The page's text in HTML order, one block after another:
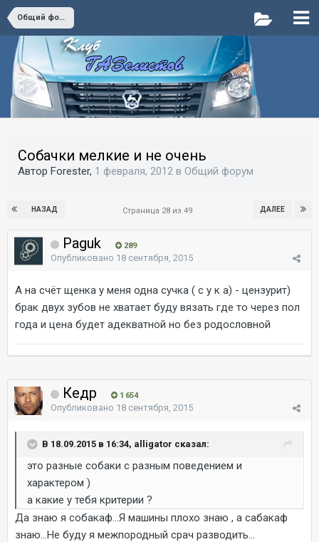
Общий форум
Собачки мелкие и не очень
Автор Forester, 1 февраля, 2012 в Общий форум
НАЗАД ДАЛЕЕ
Страница 28 из 49
Paguk 289
Опубликовано 18 сентября, 2015
А на счёт щенка у меня одна сучка ( с у к а) - цензурит)
брак двух зубов не хватает буду вязать где то через пол
года и цена будет адекватной но без родословной
Кедр 1 654
Опубликовано 18 сентября, 2015
В 18.09.2015 в 16:34, alligator сказал:
это разные собаки с разным поведением и
характером )
а какие у тебя критерии ?
Да знаю я собакаф...Я машины плохо знаю , а сабакаф
знаю...Не буду я межпородный срач разводить...